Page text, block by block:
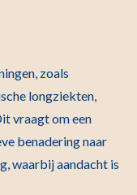
zoals
longziekten,
vraagt om een
benadering naar
waarbij aandacht is